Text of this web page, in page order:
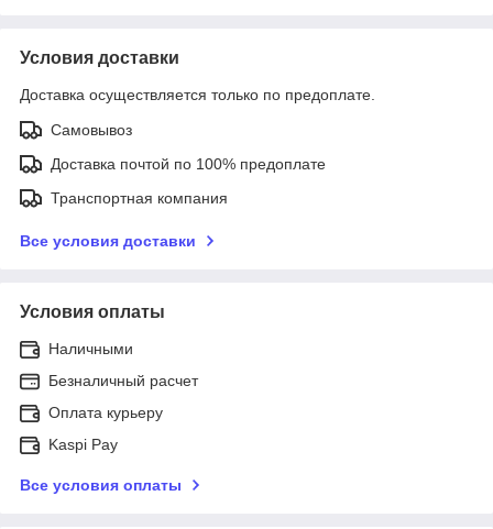
Условия доставки
Доставка осуществляется только по предоплате.
Самовывоз
Доставка почтой по 100% предоплате
Транспортная компания
Все условия доставки
Условия оплаты
Наличными
Безналичный расчет
Оплата курьеру
Kaspi Pay
Все условия оплаты